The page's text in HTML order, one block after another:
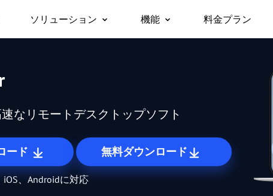
管理
対応デバ
ソリューション
どこからでも自分のPCに接続
リモートサポート
遠隔でお客様のITトラブルを解決
リモートワーク
オフィスと同じようにリモートで働く
機能
許可なしでリモートデバイ
デバイス間でワイヤレスに画
ファイル転送
デバイス間でファイルを高
プライバシーモード
料金プラン
なリモートデスクトップソフト
ード 無料ダウンロード
iOS、Androidに対応